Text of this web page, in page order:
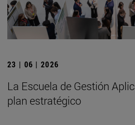
23 | 06 | 2026
La Escuela de Gestión
plan estratégico